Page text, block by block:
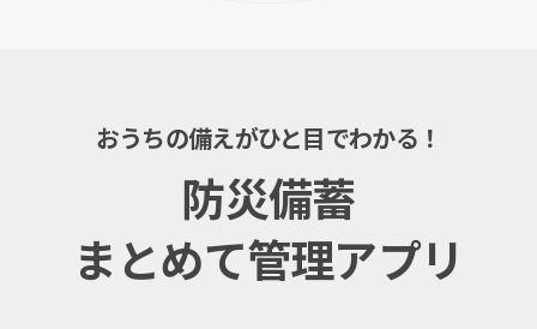
おうちの備えがひと目でわかる！
防災備蓄
まとめて管理アプリ